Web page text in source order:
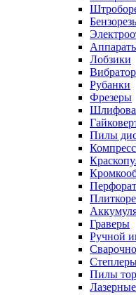
Лобзики
Рубанки
Фрезеры
Пилы
Граверы
Ручной
Пилы